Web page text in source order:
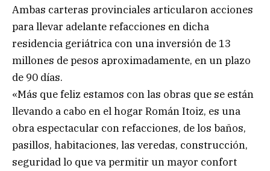
Ambas carteras provinciales articularon acciones
para llevar adelante refacciones en dicha
residencia geriátrica con una inversión de 13
millones de pesos aproximadamente, en un plazo
de 90 días.
«Más que feliz estamos con las obras que se están
llevando a cabo en el hogar Román Itoiz, es una
obra espectacular con refacciones, de los baños,
pasillos, habitaciones, las veredas, construcción,
seguridad lo que va permitir un mayor confort